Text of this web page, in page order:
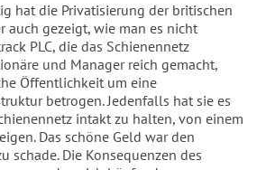
hat die Privatisierung der britischen
auch gezeigt, wie man es nicht
PLC, die das Schienennetz
und Manager reich gemacht,
Öffentlichkeit um eine
betrogen. Jedenfalls hat sie es
intakt zu halten, von einem
Das schöne Geld war den
schade. Die Konsequenzen des